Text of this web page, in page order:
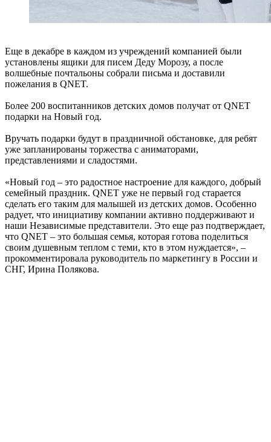
Еще в декабре в каждом из учреждений компанией были
установлены ящики для писем Деду Морозу, а после
волшебные почтальоны собрали письма и доставили
пожелания в QNET.
Более 200 воспитанников детских домов получат от QNET
подарки на Новый год.
Вручать подарки будут в праздничной обстановке, для ребят
уже запланированы торжества с аниматорами,
представлениями и сладостями.
«Новый год – это радостное настроение для каждого, добрый
семейный праздник. QNET уже не первый год старается
сделать его таким для малышей из детских домов. Особенно
радует, что инициативу компании активно поддерживают и
наши Независимые представители. Это еще раз подтверждает,
что QNET – это большая семья, которая готова поделиться
своим душевным теплом с теми, кто в этом нуждается», –
прокомментировала руководитель по маркетингу в России и
СНГ, Ирина Полякова.